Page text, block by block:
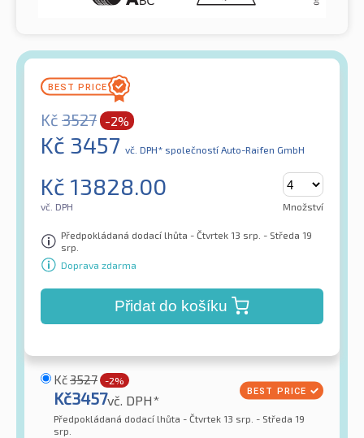
Kč 3527 -2%
Kč 3457 vč. DPH* společností Auto-Raifen GmbH
Kč 13828.00
vč. DPH Množství
Předpokládaná dodací lhůta - Čtvrtek 13 srp. - Středa 19
srp.
Doprava zdarma
Přidat do košíku
Kč3527 -2%
Kč3457vč. DPH*
Předpokládaná dodací lhůta - Čtvrtek 13 srp. - Středa 19
srp.